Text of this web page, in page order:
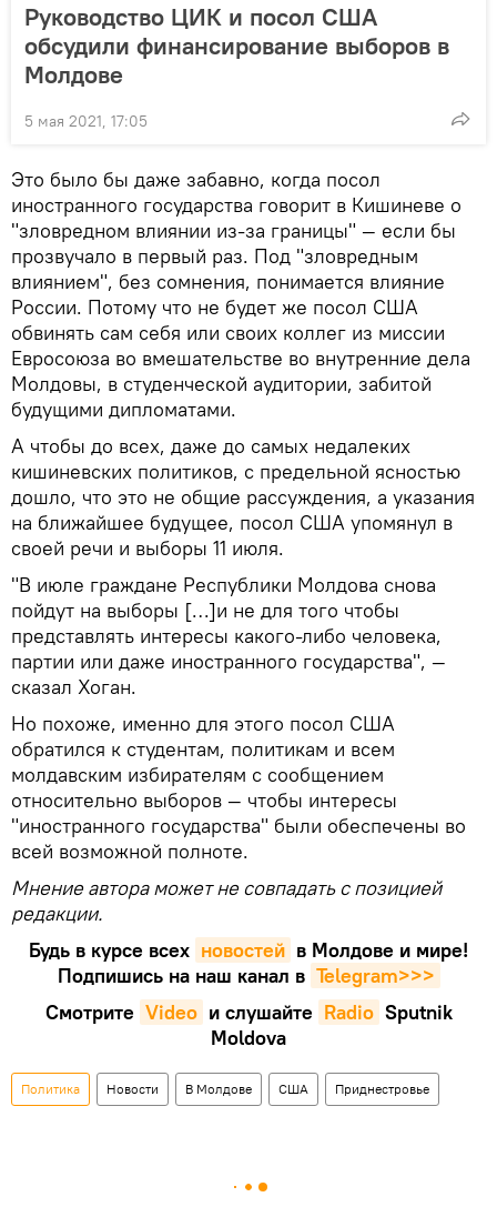
Руководство ЦИК и посол США
обсудили финансирование выборов в
Молдове
5 мая 2021, 17:05
Это было бы даже забавно, когда посол
иностранного государства говорит в Кишиневе о
"зловредном влиянии из-за границы" — если бы
прозвучало в первый раз. Под "зловредным
влиянием", без сомнения, понимается влияние
России. Потому что не будет же посол США
обвинять сам себя или своих коллег из миссии
Евросоюза во вмешательстве во внутренние дела
Молдовы, в студенческой аудитории, забитой
будущими дипломатами.
А чтобы до всех, даже до самых недалеких
кишиневских политиков, с предельной ясностью
дошло, что это не общие рассуждения, а указания
на ближайшее будущее, посол США упомянул в
своей речи и выборы 11 июля.
"В июле граждане Республики Молдова снова
пойдут на выборы […]и не для того чтобы
представлять интересы какого-либо человека,
партии или даже иностранного государства", —
сказал Хоган.
Но похоже, именно для этого посол США
обратился к студентам, политикам и всем
молдавским избирателям с сообщением
относительно выборов — чтобы интересы
"иностранного государства" были обеспечены во
всей возможной полноте.
Мнение автора может не совпадать с позицией
редакции.
Будь в курсе всех новостей в Молдове и мире!
Подпишись на наш канал в Telegram>>>
Смотрите Video и слушайте Radio Sputnik
Moldova
Политика Новости В Молдове США Приднестровье